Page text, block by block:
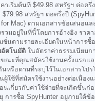
าเริ่มต้นที่ $49.98 สหรัฐฯ ต่อครึ่
$79.98 สหรัฐฯ ต่อครึ่งปี
for Mac) ตามเอกสารข้อเสนอแ
วมอยู่ในที่นี้โดยการอ้างอิง ราค
ชั่นตามรายละเอียดในหน้าการซื้
อัตโนมัติ ในอัตราค่าธรรมเนียมก
ณะที่คุณสมัครใช้งานครั้งแรกแล
นหรือตามที่ระบุไว้ในเอกสารโป
ผู้ใช้ที่สมัครใช้งานอย่างต่อเนื่อง
นเกี่ยวกับค่าใช้จ่ายที่จะเกิดขึ้นก่
การซื้อ SpyHunter อยู่ภายใต้ข้